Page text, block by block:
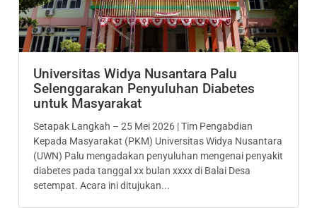
Universitas Widya Nusantara Palu
Selenggarakan Penyuluhan Diabetes
untuk Masyarakat
Setapak Langkah – 25 Mei 2026 | Tim Pengabdian
Kepada Masyarakat (PKM) Universitas Widya Nusantara
(UWN) Palu mengadakan penyuluhan mengenai penyakit
diabetes pada tanggal xx bulan xxxx di Balai Desa
setempat. Acara ini ditujukan...